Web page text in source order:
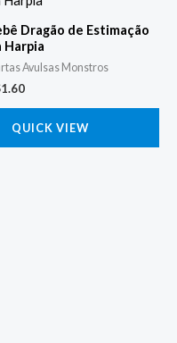
Dragão de Estimação
Harpia
Avulsas Monstros
1.60
QUICK VIEW